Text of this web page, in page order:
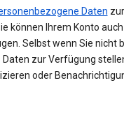
Daten zur
können Ihrem Konto
Selbst wenn Sie nicht
zur Verfügung
oder